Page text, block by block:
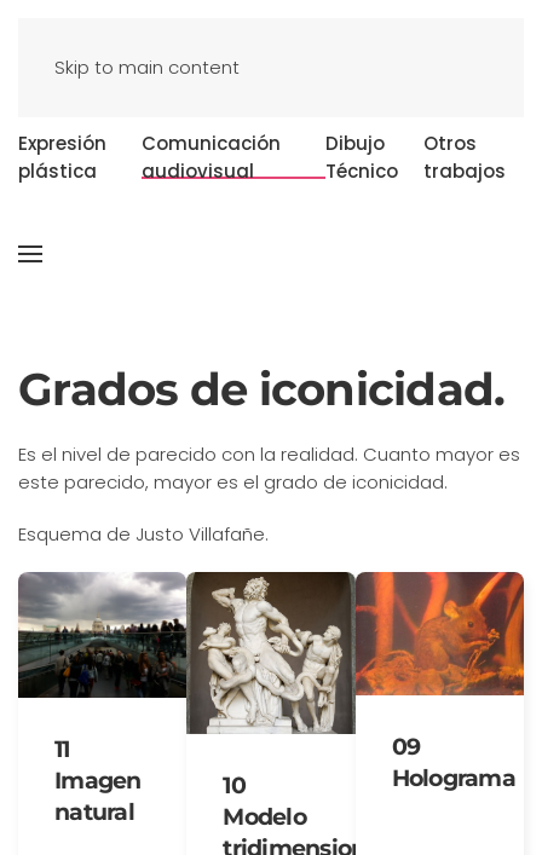
Skip to main content
Expresión
plástica
Comunicación
audiovisual
Dibujo
Técnico
Otros
trabajos
Grados de iconicidad.
Es el nivel de parecido con la realidad. Cuanto mayor es
este parecido, mayor es el grado de iconicidad.
Esquema de Justo Villafañe.
11
Imagen
natural
10
Modelo
tridimensional
09
Holograma